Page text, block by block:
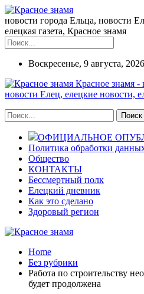
новости города Ельца, новости
елецкая газета, Красное знамя
Воскресенье, 9 августа, 2026
Красное знамя -
новости Елец, елецкие новости,
ОФИЦИАЛЬНОЕ
Политика обработки
Общество
КОНТАКТЫ
Бессмертный полк
Елецкий дневник
Как это сделано
Здоровый регион
Home
Без рубрики
Работа по строительству
будет продолжена